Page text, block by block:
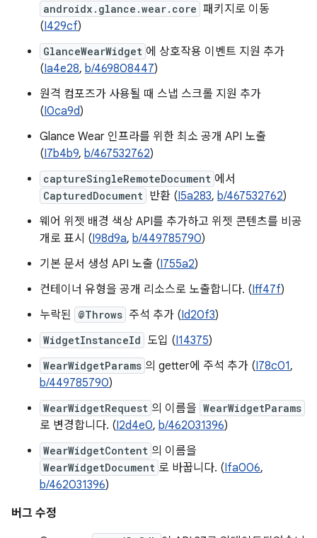
androidx.glance.wear.core 패키지로 이동
(I429cf)
GlanceWearWidget 에 상호작용 이벤트 지원 추가
(Ia4e28, b/469808447)
원격 컴포즈가 사용될 때 스냅 스크롤 지원 추가
(I0ca9d)
Glance Wear 인프라를 위한 최소 공개 API 노출
(I7b4b9, b/467532762)
captureSingleRemoteDocument 에서
CapturedDocument 반환 (I5a283, b/467532762)
웨어 위젯 배경 색상 API를 추가하고 위젯 콘텐츠를 비공
개로 표시 (I98d9a, b/449785790)
기본 문서 생성 API 노출 (I755a2)
컨테이너 유형을 공개 리소스로 노출합니다. (Iff47f)
누락된 @Throws 주석 추가 (Id20f3)
WidgetInstanceId 도입 (I14375)
WearWidgetParams 의 getter에 주석 추가 (I78c01,
b/449785790)
WearWidgetRequest 의 이름을 WearWidgetParams
로 변경합니다. (I2d4e0, b/462031396)
WearWidgetContent 의 이름을
WearWidgetDocument 로 바꿉니다. (Ifa006,
b/462031396)
버그 수정